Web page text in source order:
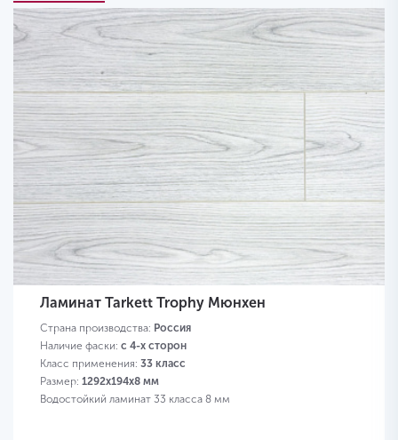
Ламинат Tarkett Trophy Мюнхен
Страна производства: Россия
Наличие фаски: с 4-х сторон
Класс применения: 33 класс
Размер: 1292х194х8 мм
Водостойкий ламинат 33 класса 8 мм